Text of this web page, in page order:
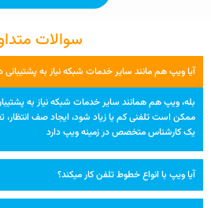
سوالات
آیا ویپ هم مانند سایر خدمات شبکه نیاز به پشتیبانی
بله، ویپ هم همانند سایر خدمات شبکه نیاز به
ممکن است تلفنی کم یا زیاد شود، ایجاد صف انتظار،
یک کارشناس متخصص در زمینه ویپ دارد
آیا ویپ با انواع خطوط تلفن کار میکند؟